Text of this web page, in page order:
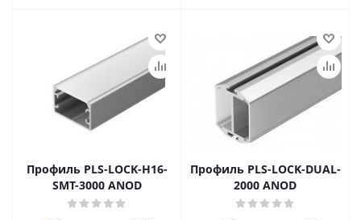
Профиль PLS-LOCK-H16-
SMT-3000 ANOD
Профиль PLS-LOCK-DUAL-
2000 ANOD